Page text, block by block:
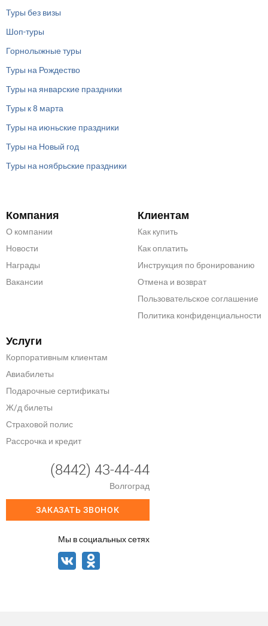
Туры без визы
Шоп-туры
Горнолыжные туры
Туры на Рождество
Туры на январские праздники
Туры к 8 марта
Туры на июньские праздники
Туры на Новый год
Туры на ноябрьские праздники
Компания
О компании
Новости
Награды
Вакансии
Клиентам
Как купить
Как оплатить
Инструкция по бронированию
Отмена и возврат
Пользовательское соглашение
Политика конфиденциальности
Услуги
Корпоративным клиентам
Авиабилеты
Подарочные сертификаты
Ж/д билеты
Страховой полис
Рассрочка и кредит
(8442) 43-44-44
Волгоград
ЗАКАЗАТЬ ЗВОНОК
Мы в социальных сетях